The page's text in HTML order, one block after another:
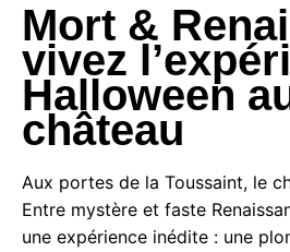
Mort &
vivez
Halloween
château
Aux portes de la Toussaint, le
Entre mystère et faste
une expérience inédite : une